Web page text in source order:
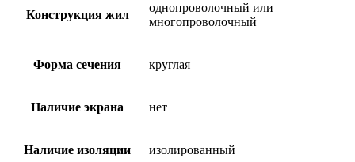
Конструкция жил
однопроволочный или
многопроволочный
Форма сечения круглая
Наличие экрана нет
Наличие изоляции изолированный